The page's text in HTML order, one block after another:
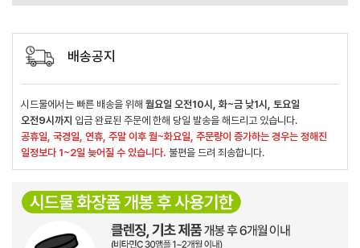
배송공지
시드물에서는 빠른 배송을 위해 월요일 오전10시, 화~금 낮1시, 토요일
오전9시까지 입금 완료된 주문에 한해 당일 발송을 해드리고 있습니다.
공휴일, 국경일, 연휴, 주말 이후 월~화요일, 주문량이 증가하는 경우는 정해진
일정보다 1~2일 늦어질 수 있습니다. 불편을 드려 죄송합니다.